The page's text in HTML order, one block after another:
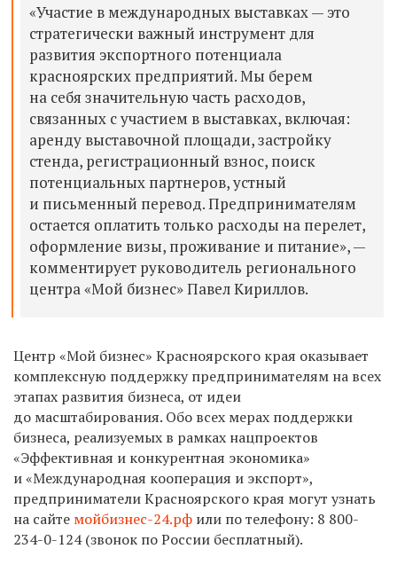
«Участие в международных выставках — это
стратегически важный инструмент для
развития экспортного потенциала
красноярских предприятий. Мы берем
на себя значительную часть расходов,
связанных с участием в выставках, включая:
аренду выставочной площади, застройку
стенда, регистрационный взнос, поиск
потенциальных партнеров, устный
и письменный перевод. Предпринимателям
остается оплатить только расходы на перелет,
оформление визы, проживание и питание», —
комментирует руководитель регионального
центра «Мой бизнес» Павел Кириллов.
Центр «Мой бизнес» Красноярского края оказывает
комплексную поддержку предпринимателям на всех
этапах развития бизнеса, от идеи
до масштабирования. Обо всех мерах поддержки
бизнеса, реализуемых в рамках нацпроектов
«Эффективная и конкурентная экономика»
и «Международная кооперация и экспорт»,
предприниматели Красноярского края могут узнать
на сайте мойбизнес-24.рф или по телефону: 8 800-
234-0-124(звонок по России бесплатный).